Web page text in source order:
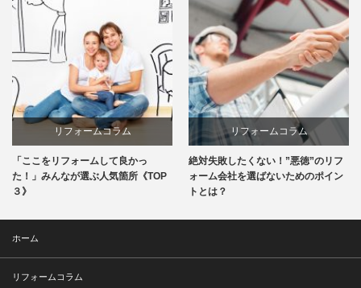
リフォームコラム
「ここをリフォームして良かっ
た！」みんなが選ぶ人気箇所《TOP
３》
リフォームコラム
絶対失敗したくない！”悪徳”のリフ
ォーム会社を選ばないためのポイン
トとは？
ホーム
リフォームコラム